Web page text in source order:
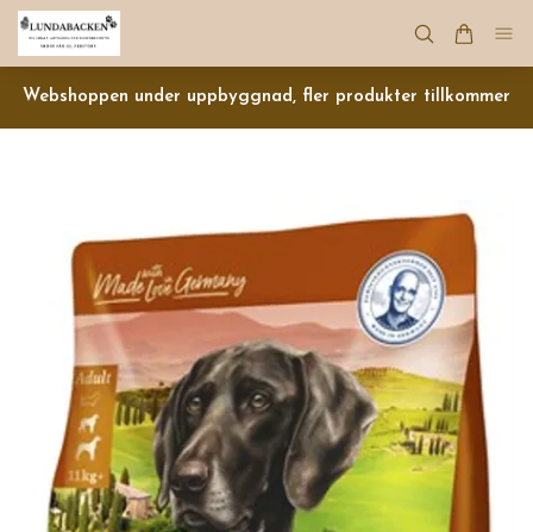
Webshoppen under uppbyggnad, fler produkter tillkommer